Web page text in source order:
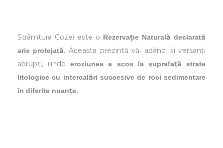
Strâmtura Cozei este o Rezervație Naturală declarată
arie protejată. Aceasta prezintă văi adânci și versanți
abrupți, undeeroziunea a scos la suprafață strate
litologice cu intercalări succesive de roci sedimentare
în diferite nuanțe.